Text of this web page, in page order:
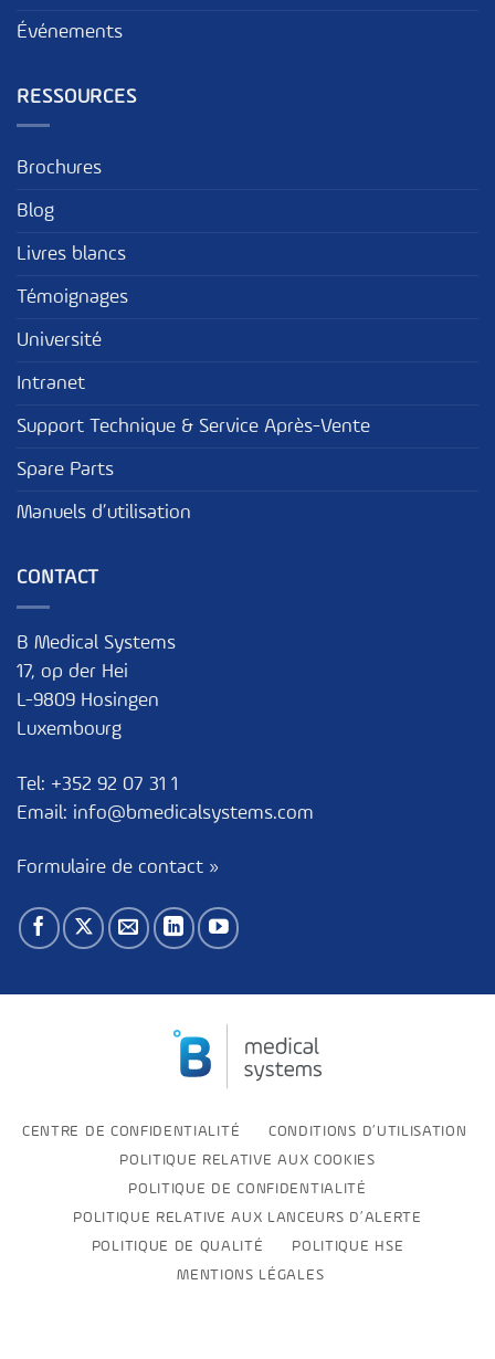
Événements
RESSOURCES
Brochures
Blog
Livres blancs
Témoignages
Université
Intranet
Support Technique & Service Après-Vente
Spare Parts
Manuels d’utilisation
CONTACT
B Medical Systems
17, op der Hei
L-9809 Hosingen
Luxembourg
Tel: +352 92 07 31 1
Email: info@bmedicalsystems.com
Formulaire de contact »
CENTRE DE CONFIDENTIALITÉ
CONDITIONS D’UTILISATION
POLITIQUE RELATIVE AUX COOKIES
POLITIQUE DE CONFIDENTIALITÉ
POLITIQUE RELATIVE AUX LANCEURS D’ALERTE
POLITIQUE DE QUALITÉ
POLITIQUE HSE
MENTIONS LÉGALES